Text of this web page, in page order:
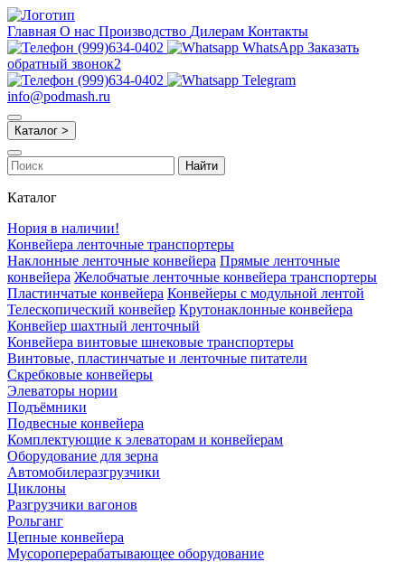
Главная О нас Производство Дилерам Контакты
(999)634-0402
WhatsApp Заказать
обратный звонок2
(999)634-0402
Telegram
info@podmash.ru
Каталог >
Найти
Каталог
Нория в наличии!
Конвейера ленточные транспортеры
Наклонные ленточные конвейера Прямые ленточные
конвейера Желобчатые ленточные конвейера транспортеры
Пластинчатые конвейера Конвейеры с модульной лентой
Телескопический конвейер Крутонаклонные конвейера
Конвейер шахтный ленточный
Конвейера винтовые шнековые транспортеры
Винтовые, пластинчатые и ленточные питатели
Скребковые конвейеры
Элеваторы нории
Подъёмники
Подвесные конвейера
Комплектующие к элеваторам и конвейерам
Оборудование для зерна
Автомобилеразгрузчики
Циклоны
Разгрузчики вагонов
Рольганг
Цепные конвейера
Мусороперерабатывающее оборудование